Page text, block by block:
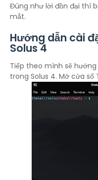
Đúng như lời đồn đại thì
mắt.
Hướng dẫn cài
Solus 4
Tiếp theo mình sẽ
trong Solus 4. Mở cửa sổ